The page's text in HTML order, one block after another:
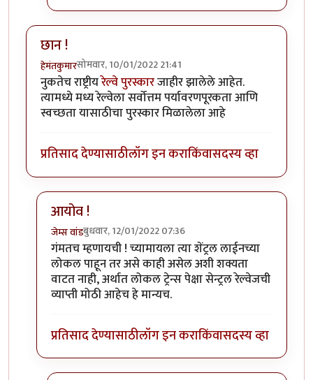
छान !
हेमंतकुमारसोमवार, 10/01/2022 21:41
नुकतेच राष्ट्रीयरेल्वे पुरस्कारजाहीर झालेले आहेत.
त्यामध्ये मध्य रेल्वेला सर्वोत्तम पर्यावरणपूरकता आणि
स्वच्छता यासाठीचा पुरस्कार मिळालेला आहे
प्रतिसाद देण्यासाठीलॉग इन कराकिंवासदस्य व्हा
आयोव !
जेम्स वांडबुधवार, 12/01/2022 07:36
In reply toछान !byहेमंतकुमार
गंमतच म्हणायची ! च्यामायला त्या शेंट्रल लाईनच्या
लोकल पाहून तर असे काही असेल अशी शक्यता
वाटत नाही, अर्थात लोकल ट्रेन्स पेक्षा सेन्ट्रल रेल्वेजची
व्याप्ती मोठी आहेच हे मान्यच.
प्रतिसाद देण्यासाठीलॉग इन कराकिंवासदस्य व्हा